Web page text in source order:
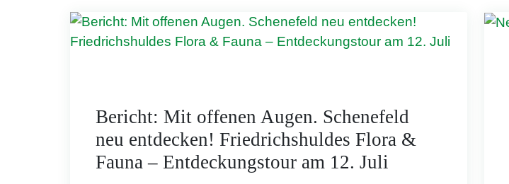
Bericht: Mit offenen Augen. Schenefeld
neu entdecken! Friedrichshuldes Flora &
Fauna – Entdeckungstour am 12. Juli